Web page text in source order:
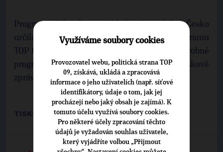
Programová konference Moderní a odolné Česko
určila směr před přípravou volebního programu
TOP 09 pro nadcházející sněmovní volby. Podrobné
programové návrhy jsou v příloze této tiskové
zprávy.
TISKOVÉ ODDĚLENÍ TOP 09
Využíváme soubory cookies
Provozovatel webu, politická strana TOP
09, získává, ukládá a zpracovává
informace o jeho uživatelích (např. síťové
identifikátory, údaje o tom, jak jej
procházejí nebo jaký obsah je zajímá). K
tomuto účelu využívá soubory cookies.
Pro některé účely zpracování těchto
údajů je vyžadován souhlas uživatele,
který vyjádříte volbou „Přijmout